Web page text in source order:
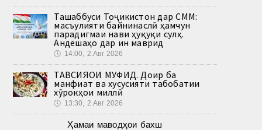
Ташаббуси Тоҷикистон дар СММ:
масъулияти байнинаслӣ ҳамчун
парадигмаи нави ҳуқуқи сулҳ.
Андешаҳо дар ин маврид
🕔 14:00, 2.Авг 2026
ТАВСИЯҲОИ МУФИД. Доир ба
манфиат ва хусусияти табобатии
хӯрокҳои миллӣ
🕔 13:30, 2.Авг 2026
Ҳамаи маводҳои бахш